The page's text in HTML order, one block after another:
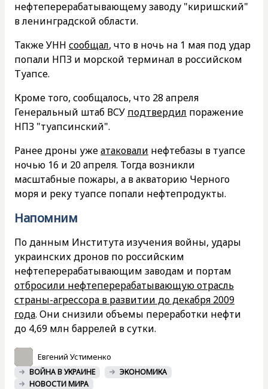
нефтеперерабатывающему заводу "киришский"
в ленинградской области.
Также УНН сообщал, что в ночь на 1 мая под удар
попали НПЗ и морской терминал в российском
Туапсе.
Кроме того, сообщалось, что 28 апреля
Генеральный штаб ВСУ подтвердил поражение
НПЗ "туапсинский".
Ранее дроны ужеатаковали нефтебазы в туапсе
ночью 16 и 20 апреля. Тогда возникли
масштабные пожары, а в акваторию Черного
моря и реку туапсе попали нефтепродукты.
Напомним
По данным Института изучения войны, удары
украинских дронов по российским
нефтеперерабатывающим заводам и портам
отбросили нефтеперерабатывающую отрасль
страны-агрессора в развитии до декабря 2009
года. Они снизили объемы переработки нефти
до 4,69 млн баррелей в сутки.
Евгений Устименко
ВОЙНА В УКРАИНЕ
ЭКОНОМИКА
НОВОСТИ МИРА